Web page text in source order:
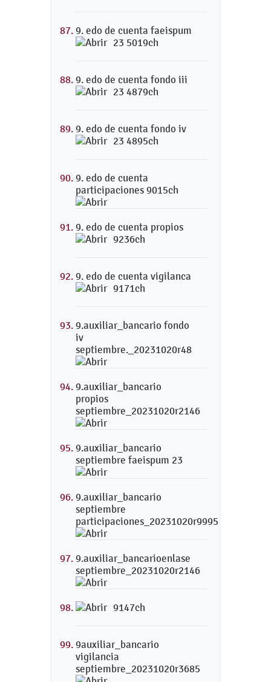
9. edo de cuenta faeispum
23 5019ch
9. edo de cuenta fondo iii
23 4879ch
9. edo de cuenta fondo iv
23 4895ch
9. edo de cuenta
participaciones 9015ch
9. edo de cuenta propios
9236ch
9. edo de cuenta vigilanca
9171ch
9.auxiliar_bancario fondo
iv
septiembre._20231020r48
9.auxiliar_bancario
propios
septiembre_20231020r2146
9.auxiliar_bancario
septiembre faeispum 23
9.auxiliar_bancario
septiembre
participaciones_20231020r9995
9.auxiliar_bancarioenlase
septiembre_20231020r2146
9147ch
9auxiliar_bancario
vigilancia
septiembre_20231020r3685